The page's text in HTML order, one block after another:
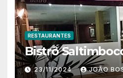
RESTAURANTES
Bistrô
23/11/2024 JOÃO